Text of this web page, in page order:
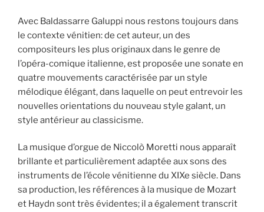
Avec Baldassarre Galuppi nous restons toujours dans
le contexte vénitien: de cet auteur, un des
compositeurs les plus originaux dans le genre de
l’opéra-comique italienne, est proposée une sonate en
quatre mouvements caractérisée par un style
mélodique élégant, dans laquelle on peut entrevoir les
nouvelles orientations du nouveau style galant, un
style antérieur au classicisme.
La musique d’orgue de Niccolò Moretti nous apparaît
brillante et particulièrement adaptée aux sons des
instruments de l’école vénitienne du XIXe siècle. Dans
sa production, les références à la musique de Mozart
et Haydn sont très évidentes; il a également transcrit